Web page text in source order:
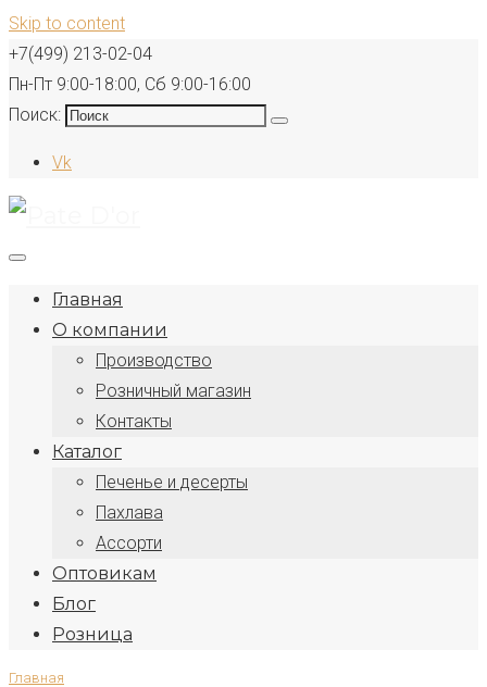
Skip to content
+7(499) 213-02-04
Пн-Пт 9:00-18:00, Сб 9:00-16:00
Поиск:
Vk
Главная
О компании
Производство
Розничный магазин
Контакты
Каталог
Печенье и десерты
Пахлава
Ассорти
Оптовикам
Блог
Розница
Главная